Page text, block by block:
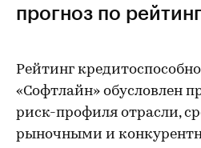
прогноз по
Рейтинг
«Софтлайн» обусловлен
риск-профиля отрасли,
рыночными и